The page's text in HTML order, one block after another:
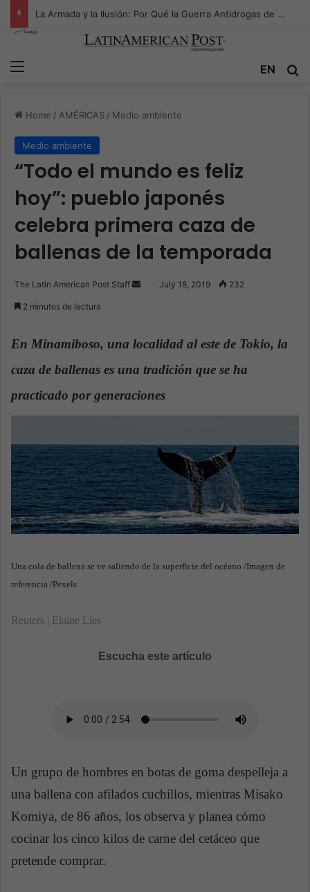
La Armada y la Ilusión: Por Qué la Guerra Antidrogas de Estados Unidos Pelea en el Océano Equivocado
EN
Home / AMÉRICAS / Medio ambiente
Medio ambiente
“Todo el mundo es feliz
hoy”: pueblo japonés
celebra primera caza de
ballenas de la temporada
The Latin American Post Staff
a
n
m
a
July 18, 2019 232
2 minutos de lectura
En Minamiboso, una localidad al este de Tokio, la
caza de ballenas es una tradición que se ha
practicado por generaciones
Una cola de ballena se ve saliendo de la superficie del océano /Imagen de
referencia /Pexels
Reuters | Elaine Lies
Escucha este artículo
Un grupo de hombres en botas de goma despelleja a
una ballena con afilados cuchillos, mientras Misako
Komiya, de 86 años, los observa y planea cómo
cocinar los cinco kilos de carne del cetáceo que
pretende comprar.